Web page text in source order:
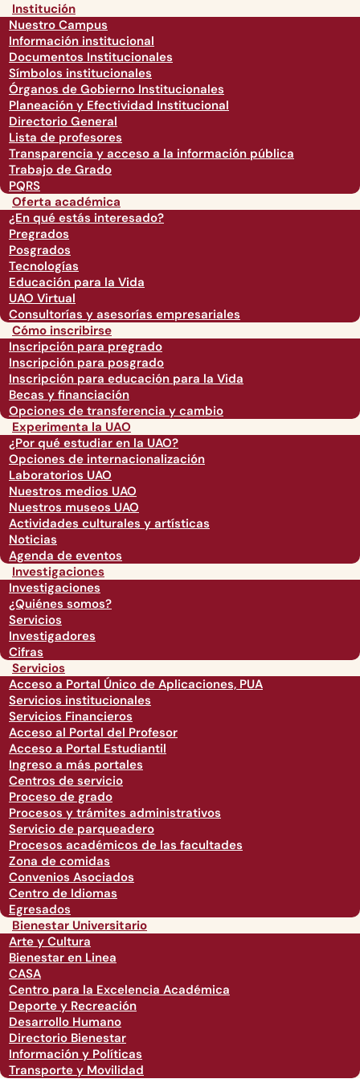
Institución
Nuestro Campus
Información institucional
Documentos Institucionales
Símbolos institucionales
Órganos de Gobierno Institucionales
Planeación y Efectividad Institucional
Directorio General
Lista de profesores
Transparencia y acceso a la información pública
Trabajo de Grado
PQRS
Oferta académica
¿En qué estás interesado?
Pregrados
Posgrados
Tecnologías
Educación para la Vida
UAO Virtual
Consultorías y asesorías empresariales
Cómo inscribirse
Inscripción para pregrado
Inscripción para posgrado
Inscripción para educación para la Vida
Becas y financiación
Opciones de transferencia y cambio
Experimenta la UAO
¿Por qué estudiar en la UAO?
Opciones de internacionalización
Laboratorios UAO
Nuestros medios UAO
Nuestros museos UAO
Actividades culturales y artísticas
Noticias
Agenda de eventos
Investigaciones
Investigaciones
¿Quiénes somos?
Servicios
Investigadores
Cifras
Servicios
Acceso a Portal Único de Aplicaciones, PUA
Servicios institucionales
Servicios Financieros
Acceso al Portal del Profesor
Acceso a Portal Estudiantil
Ingreso a más portales
Centros de servicio
Proceso de grado
Procesos y trámites administrativos
Servicio de parqueadero
Procesos académicos de las facultades
Zona de comidas
Convenios Asociados
Centro de Idiomas
Egresados
Bienestar Universitario
Arte y Cultura
Bienestar en Linea
CASA
Centro para la Excelencia Académica
Deporte y Recreación
Desarrollo Humano
Directorio Bienestar
Información y Políticas
Transporte y Movilidad